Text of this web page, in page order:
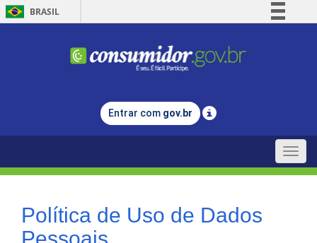
BRASIL
Comunica BR
Legislação
Entrar com gov.br
Toggle
Política de Uso de Dados